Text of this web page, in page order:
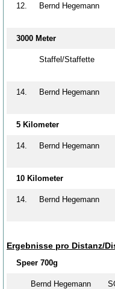
12. Bernd Hegemann
3000 Meter
Staffel/Staffette
14. Bernd Hegemann
5 Kilometer
14. Bernd Hegemann
10 Kilometer
14. Bernd Hegemann
Ergebnisse pro Distanz/
Speer 700g
Bernd Hegemann